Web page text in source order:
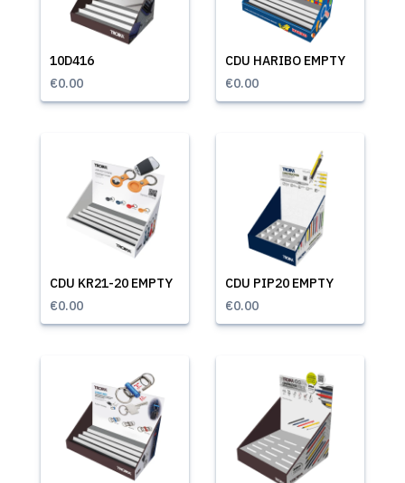
10D416
€0.00
CDU HARIBO EMPTY
€0.00
CDU KR21-20 EMPTY
€0.00
CDU PIP20 EMPTY
€0.00